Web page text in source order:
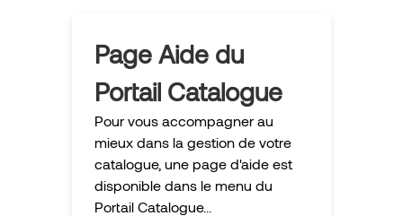
Page Aide du
Portail Catalogue
Pour vous accompagner au
mieux dans la gestion de votre
catalogue, une page d'aide est
disponible dans le menu du
Portail Catalogue...